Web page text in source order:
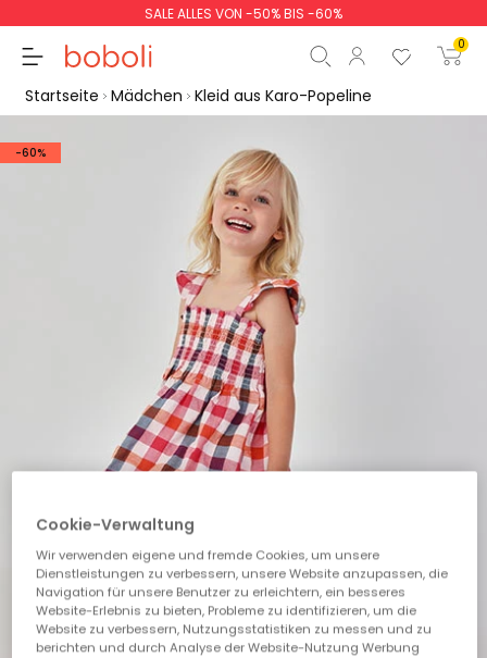
SALE ALLES VON -50% BIS -60%
0
Start der Bestellung
Startseite Mädchen Kleid aus Karo-Popeline
-60%
Cookie-Verwaltung
Wir verwenden eigene und fremde Cookies, um unsere
Dienstleistungen zu verbessern, unsere Website anzupassen, die
Navigation für unsere Benutzer zu erleichtern, ein besseres
Website-Erlebnis zu bieten, Probleme zu identifizieren, um die
Website zu verbessern, Nutzungsstatistiken zu messen und zu
berichten und durch Analyse der Website-Nutzung Werbung